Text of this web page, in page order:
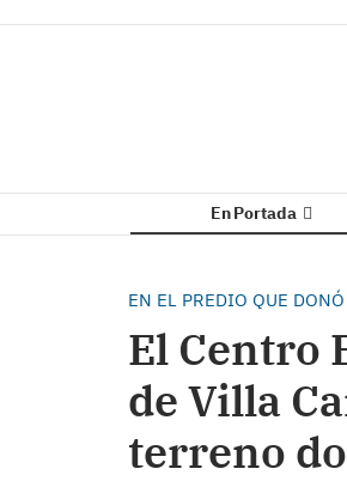
En Portada
EN EL PREDIO QUE
El Centro
de Villa
terreno